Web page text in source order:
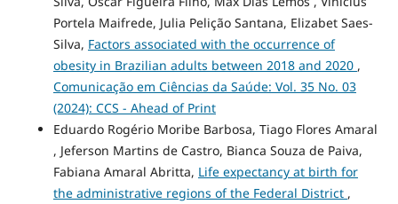
Portela Maifrede, Julia Pelição Santana, Elizabet Saes-
Silva, Factors associated with the occurrence of
obesity in Brazilian adults between 2018 and 2020 ,
Comunicação em Ciências da Saúde: Vol. 35 No. 03
(2024): CCS - Ahead of Print
Eduardo Rogério Moribe Barbosa, Tiago Flores Amaral
, Jeferson Martins de Castro, Bianca Souza de Paiva,
Fabiana Amaral Abritta, Life expectancy at birth for
the administrative regions of the Federal District ,